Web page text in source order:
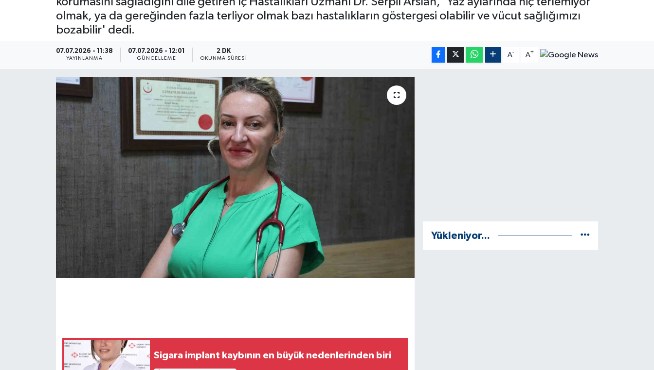
olmak, ya da gereğinden fazla terliyor olmak bazı hastalıkların göstergesi olabilir ve vücut sağlığımızı
bozabilir' dedi.
07.07.2026 - 11:38
YAYINLANMA
07.07.2026 - 12:01
GÜNCELLEME
2 DK
OKUNMA SÜRESI
A- A+
Sigara implant kaybının en büyük nedenlerinden biri
Yükleniyor...
EKONOMİ
Flaş Haber
Gayrimenkul
GÜNDEM
İş Dünyası